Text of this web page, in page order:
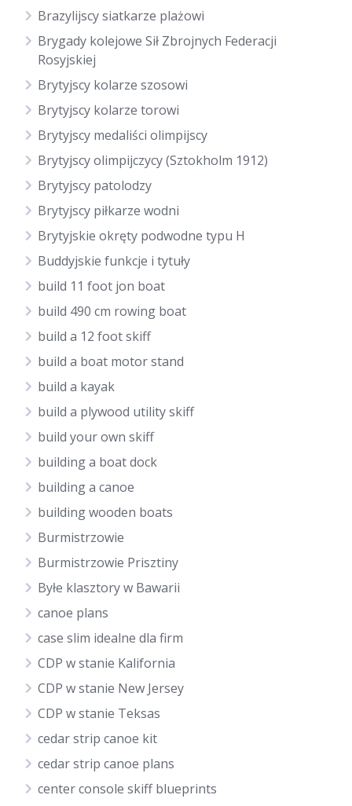
Brazylijscy siatkarze plażowi
Brygady kolejowe Sił Zbrojnych Federacji
Rosyjskiej
Brytyjscy kolarze szosowi
Brytyjscy kolarze torowi
Brytyjscy medaliści olimpijscy
Brytyjscy olimpijczycy (Sztokholm 1912)
Brytyjscy patolodzy
Brytyjscy piłkarze wodni
Brytyjskie okręty podwodne typu H
Buddyjskie funkcje i tytuły
build 11 foot jon boat
build 490 cm rowing boat
build a 12 foot skiff
build a boat motor stand
build a kayak
build a plywood utility skiff
build your own skiff
building a boat dock
building a canoe
building wooden boats
Burmistrzowie
Burmistrzowie Prisztiny
Byłe klasztory w Bawarii
canoe plans
case slim idealne dla firm
CDP w stanie Kalifornia
CDP w stanie New Jersey
CDP w stanie Teksas
cedar strip canoe kit
cedar strip canoe plans
center console skiff blueprints